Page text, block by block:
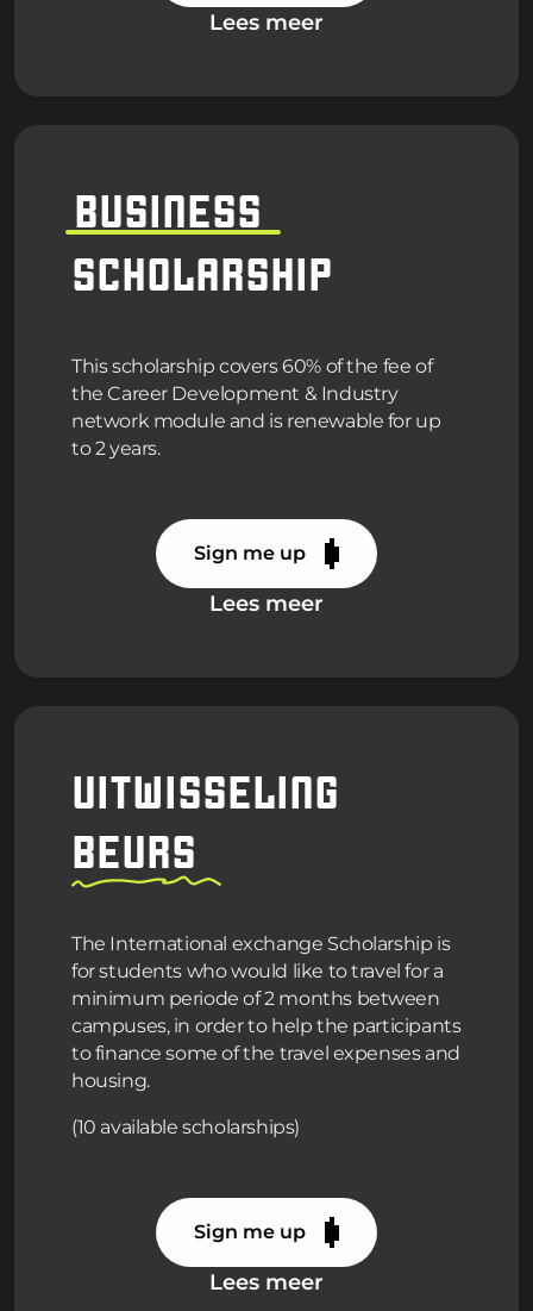
Lees meer
BUSINESS
SCHOLARSHIP
This scholarship covers 60% of the fee of
the Career Development & Industry
network module and is renewable for up
to 2 years.
Sign me up
Lees meer
UITWISSELING
BEURS
The International exchange Scholarship is
for students who would like to travel for a
minimum periode of 2 months between
campuses, in order to help the participants
to finance some of the travel expenses and
housing.
(10 available scholarships)
Sign me up
Lees meer